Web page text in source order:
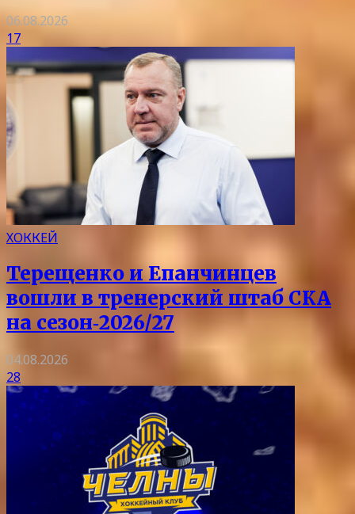
06.08.2026
17
ХОККЕЙ
Терещенко и Епанчинцев
вошли в тренерский штаб СКА
на сезон‑2026/27
04.08.2026
28